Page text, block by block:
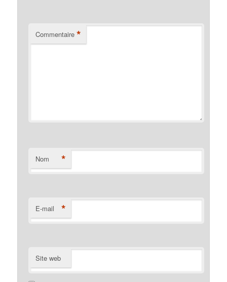
Commentaire *
Nom *
E-mail *
Site web